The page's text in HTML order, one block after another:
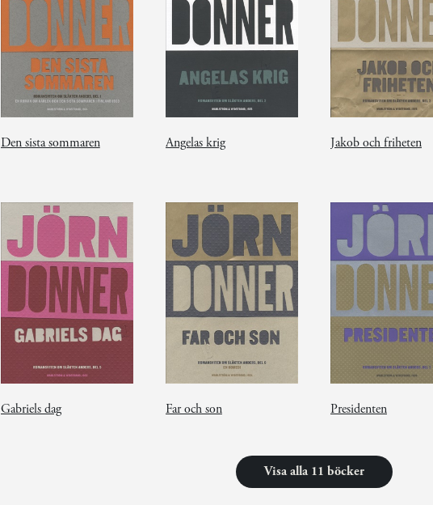
Den sista sommaren Angelas krig Jakob och friheten
Gabriels dag Far och son Presidenten
Visa alla 11 böcker